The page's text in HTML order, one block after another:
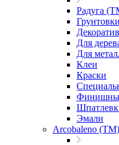
Радуга
Грунтовки
Для
Для
Клеи
Краски
Эмали
Arcobaleno (ТМ)